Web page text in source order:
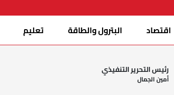
اقتصاد البترول والطاقة تعليم
رئيس التحرير التنفيذي
أمين الجمال